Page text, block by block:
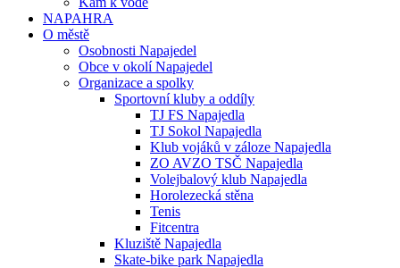
NAPAHRA
O městě
Osobnosti Napajedel
Obce v okolí Napajedel
Organizace a spolky
Sportovní kluby a oddíly
TJ FS Napajedla
TJ Sokol Napajedla
Klub vojáků v záloze Napajedla
ZO AVZO TSČ Napajedla
Volejbalový klub Napajedla
Horolezecká stěna
Tenis
Fitcentra
Kluziště Napajedla
Skate-bike park Napajedla